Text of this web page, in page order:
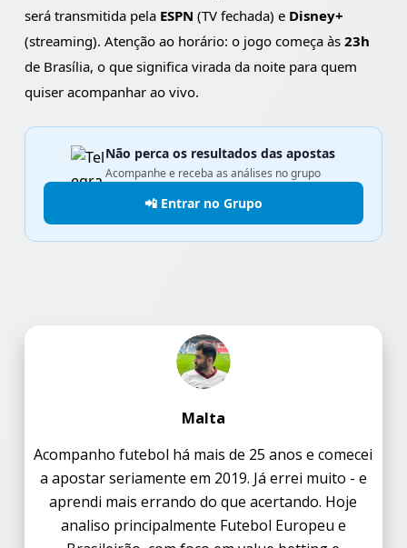
será transmitida pela ESPN (TV fechada) e Disney+
(streaming). Atenção ao horário: o jogo começa às 23h
de Brasília, o que significa virada da noite para quem
quiser acompanhar ao vivo.
Não perca os resultados das apostas
Acompanhe e receba as análises no grupo
📲 Entrar no Grupo
Malta
Acompanho futebol há mais de 25 anos e comecei
a apostar seriamente em 2019. Já errei muito - e
aprendi mais errando do que acertando. Hoje
analiso principalmente Futebol Europeu e